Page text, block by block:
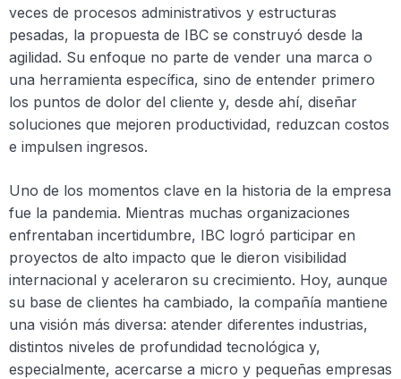
veces de procesos administrativos y estructuras
pesadas, la propuesta de IBC se construyó desde la
agilidad. Su enfoque no parte de vender una marca o
una herramienta específica, sino de entender primero
los puntos de dolor del cliente y, desde ahí, diseñar
soluciones que mejoren productividad, reduzcan costos
e impulsen ingresos.
Uno de los momentos clave en la historia de la empresa
fue la pandemia. Mientras muchas organizaciones
enfrentaban incertidumbre, IBC logró participar en
proyectos de alto impacto que le dieron visibilidad
internacional y aceleraron su crecimiento. Hoy, aunque
su base de clientes ha cambiado, la compañía mantiene
una visión más diversa: atender diferentes industrias,
distintos niveles de profundidad tecnológica y,
especialmente, acercarse a micro y pequeñas empresas